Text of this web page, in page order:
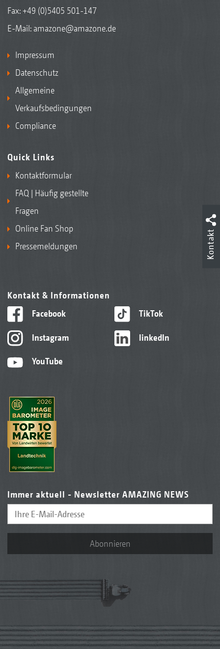
Fax: +49 (0)5405 501-147
E-Mail: amazone@amazone.de
Impressum
Datenschutz
Allgemeine
Verkaufsbedingungen
Compliance
Quick Links
Kontaktformular
FAQ | Häufig gestellte
Fragen
Online Fan Shop
Pressemeldungen
Kontakt & Informationen
Facebook
Instagram
YouTube
TikTok
linkedIn
Immer aktuell - Newsletter AMAZING NEWS
Abonnieren
Kontakt